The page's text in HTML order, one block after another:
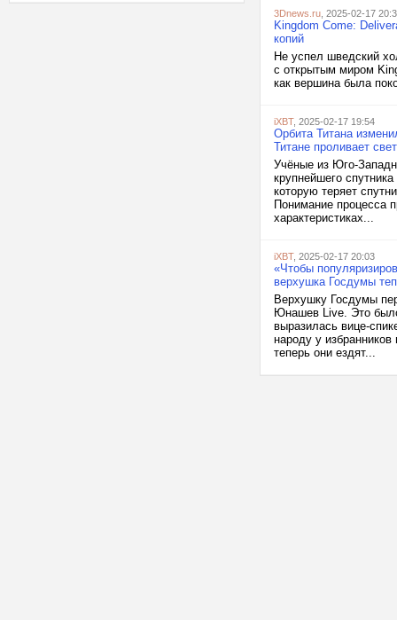
3Dnews.ru , 2025-02-17
Kingdom Come:
копий
Не успел шведский
с открытым миром
как вершина была
iXBT, 2025-02-17 19:54
Орбита Титана
Титане проливает
Учёные из Юго-
крупнейшего
которую теряет
Понимание процесса
характеристиках...
iXBT, 2025-02-17 20:03
«Чтобы
верхушка Госдумы
Верхушку Госдумы
Юнашев Live. Это
выразилась вице-
народу у
теперь они ездят...